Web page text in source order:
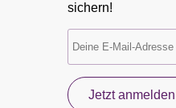
sichern!
Jetzt anmelden